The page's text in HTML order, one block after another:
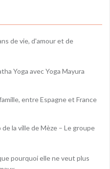
de vie, d'amour et de
Yoga avec Yoga Mayura
entre Espagne et France
de la ville de Mèze – Le groupe
pourquoi elle ne veut plus